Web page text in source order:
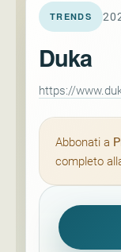
TRENDS
Duka
https://
Abbonati a
completo